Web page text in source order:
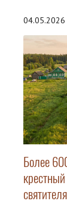
04.05.2026
Более